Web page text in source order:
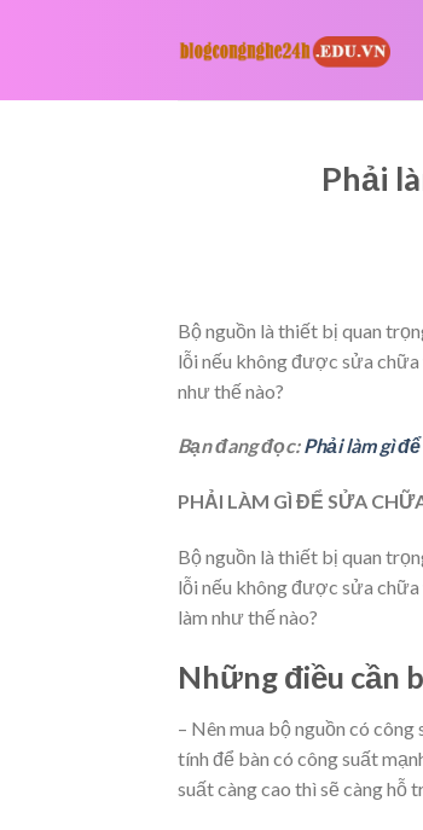
Phải
Bộ nguồn là thiết bị quan
lỗi nếu không được sửa
như thế nào?
Bạn đang đọc:Phải làm gì
PHẢI LÀM GÌ ĐỂ SỬA
Bộ nguồn là thiết bị quan
lỗi nếu không được sửa
làm như thế nào?
Những điều cần
– Nên mua bộ nguồn có
tính để bàn có công suất
suất càng cao thì sẽ càng hỗ